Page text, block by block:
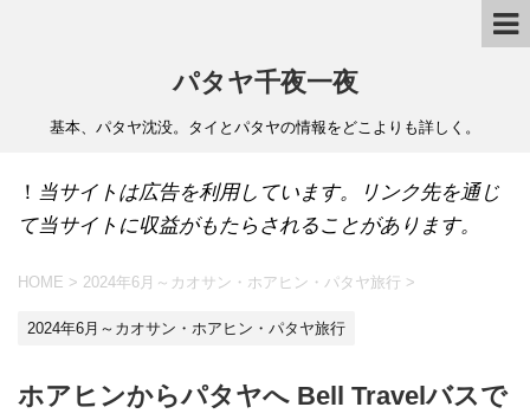
パタヤ千夜一夜
基本、パタヤ沈没。タイとパタヤの情報をどこよりも詳しく。
！ 当サイトは広告を利用しています。リンク先を通じ
て当サイトに収益がもたらされることがあります。
HOME > 2024年6月～カオサン・ホアヒン・パタヤ旅行 >
2024年6月～カオサン・ホアヒン・パタヤ旅行
ホアヒンからパタヤへ Bell Travelバスで